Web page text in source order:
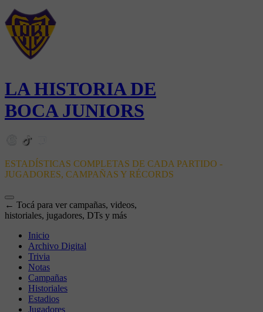
LA HISTORIA DE
BOCA JUNIORS
ESTADÍSTICAS COMPLETAS DE CADA PARTIDO -
JUGADORES, CAMPAÑAS Y RÉCORDS
← Tocá para ver campañas, videos,
historiales, jugadores, DTs y más
Inicio
Archivo Digital
Trivia
Notas
Campañas
Historiales
Estadios
Jugadores